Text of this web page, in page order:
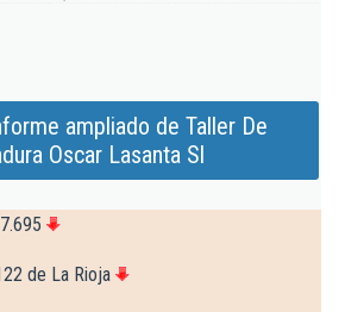
ampliado de Taller De
Oscar Lasanta Sl
de La Rioja